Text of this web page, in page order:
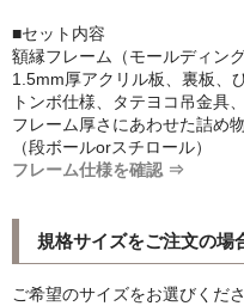
アートポスター一覧
Instagram紹介商品
エンゾ・マーリ【Enzo
ダネーゼ【DANESE
フォトアートポスター
アンディ・ウォーホル
■セット内容
額縁フレーム（モールディン
1.5mm厚アクリル板、裏板、ひ
トンボ仕様、タテヨコ吊金具、
フレーム厚さにあわせた詰め物
（段ボールorスチロール）
フレーム仕様を確認 ⇒
規格サイズをご注文の場
ご希望のサイズをお選びくださ